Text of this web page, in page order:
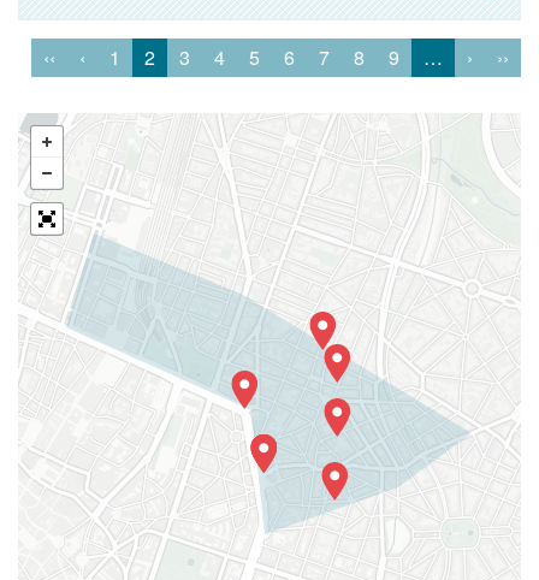
‹‹ ‹ 1 2 3 4 5 6 7 8 9 … › ››